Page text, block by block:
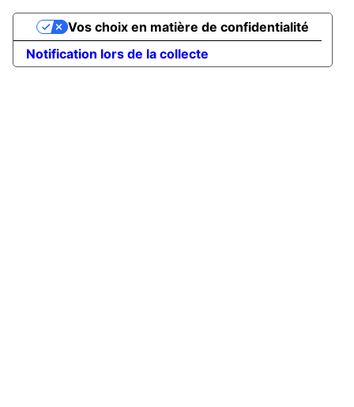
Notification lors de la collecte
Vos choix en matière de confidentialité